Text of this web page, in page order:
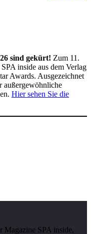
sind gekürt! Zum 11.
inside aus dem Verlag
Awards. Ausgezeichnet
außergewöhnliche
Hier sehen Sie die
Magazine SPA inside,